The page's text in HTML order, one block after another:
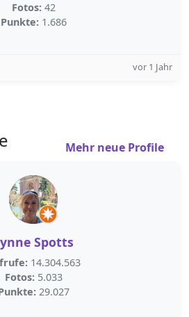
Fotos: 42
Punkte: 1.686
vor 1 Jahr
Mehr neue Profile
Spotts
14.304.563
Fotos: 5.033
29.027